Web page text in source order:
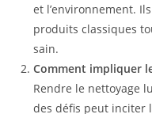
et l’environnement.
produits classiques
sain.
Comment impliquer
Rendre le nettoyage
des défis peut inciter